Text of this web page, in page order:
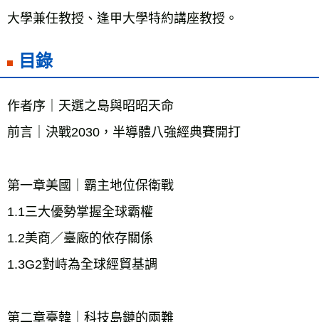
大學兼任教授、逢甲大學特約講座教授。
目錄
作者序｜天選之島與昭昭天命
第一章美國｜霸主地位保衛戰
1.1三大優勢掌握全球霸權
1.2美商／臺廠的依存關係
第二章臺韓｜科技島鏈的兩難